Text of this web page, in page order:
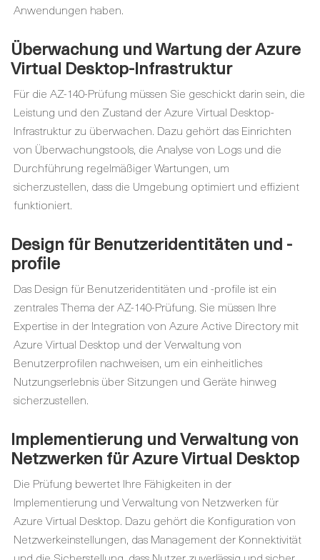
Anwendungen haben.
Überwachung und Wartung der Azure
Virtual Desktop-Infrastruktur
Für die AZ-140-Prüfung müssen Sie geschickt darin sein, die
Leistung und den Zustand der Azure Virtual Desktop-
Infrastruktur zu überwachen. Dazu gehört das Einrichten
von Überwachungstools, die Analyse von Logs und die
Durchführung regelmäßiger Wartungen, um
sicherzustellen, dass die Umgebung optimiert und effizient
funktioniert.
Design für Benutzeridentitäten und -
profile
Das Design für Benutzeridentitäten und -profile ist ein
zentrales Thema der AZ-140-Prüfung. Sie müssen Ihre
Expertise in der Integration von Azure Active Directory mit
Azure Virtual Desktop und der Verwaltung von
Benutzerprofilen nachweisen, um ein einheitliches
Nutzungserlebnis über Sitzungen und Geräte hinweg
sicherzustellen.
Implementierung und Verwaltung von
Netzwerken für Azure Virtual Desktop
Die Prüfung bewertet Ihre Fähigkeiten in der
Implementierung und Verwaltung von Netzwerken für
Azure Virtual Desktop. Dazu gehört die Konfiguration von
Netzwerkeinstellungen, das Management der Konnektivität